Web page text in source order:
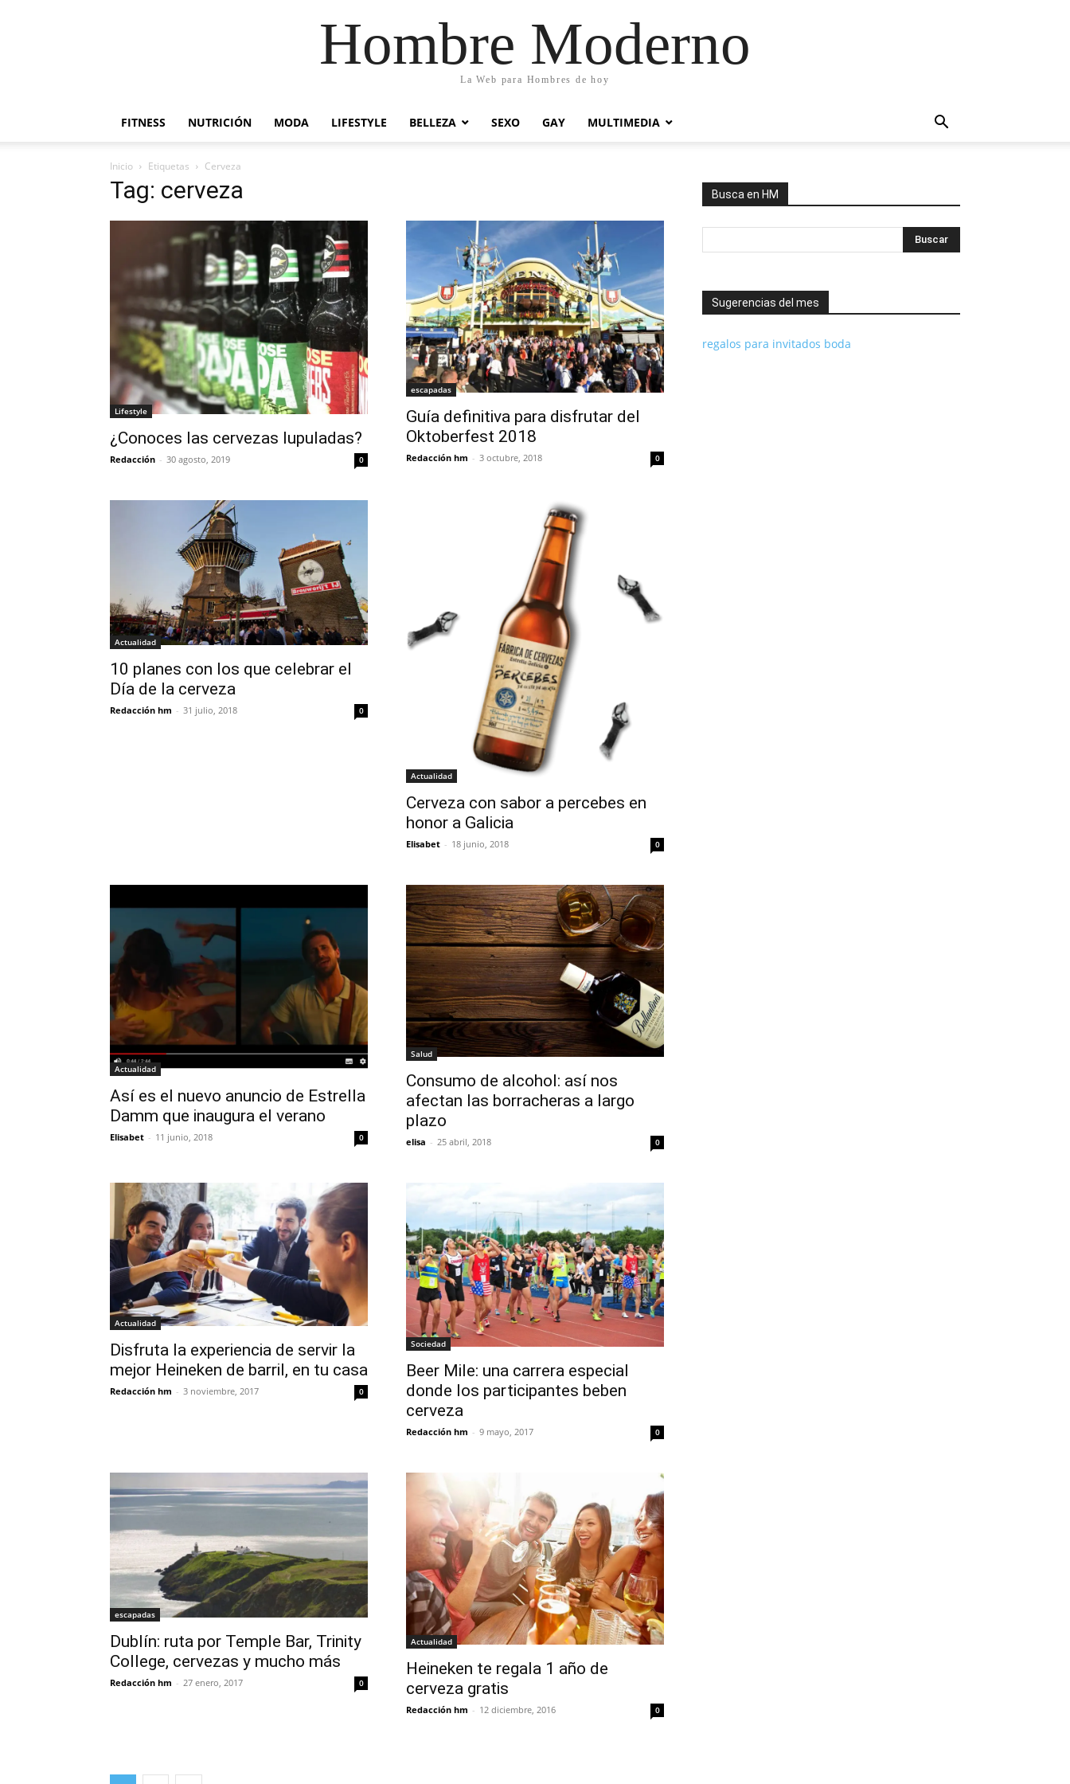
Hombre Moderno
La Web para Hombres de hoy
FITNESS NUTRICIÓN MODA LIFESTYLE BELLEZA SEXO GAY MULTIMEDIA
Inicio Etiquetas Cerveza
Tag: cerveza
Lifestyle
¿Conoces las cervezas lupuladas?
Redacción - 30 agosto, 2019 0
escapadas
Guía definitiva para disfrutar del
Oktoberfest 2018
Redacción hm - 3 octubre, 2018 0
Actualidad
10 planes con los que celebrar el
Día de la cerveza
Redacción hm - 31 julio, 2018 0
Actualidad
Cerveza con sabor a percebes en
honor a Galicia
Elisabet - 18 junio, 2018 0
Actualidad
Así es el nuevo anuncio de Estrella
Damm que inaugura el verano
Elisabet - 11 junio, 2018 0
Salud
Consumo de alcohol: así nos
afectan las borracheras a largo
plazo
elisa - 25 abril, 2018 0
Actualidad
Disfruta la experiencia de servir la
mejor Heineken de barril, en tu casa
Redacción hm - 3 noviembre, 2017 0
Sociedad
Beer Mile: una carrera especial
donde los participantes beben
cerveza
Redacción hm - 9 mayo, 2017 0
escapadas
Dublín: ruta por Temple Bar, Trinity
College, cervezas y mucho más
Redacción hm - 27 enero, 2017 0
Actualidad
Heineken te regala 1 año de
cerveza gratis
Redacción hm - 12 diciembre, 2016 0
Busca en HM
Sugerencias del mes
regalos para invitados boda